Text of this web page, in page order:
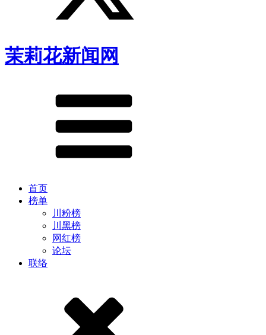
茉莉花新闻网
首页
榜单
川粉榜
川黑榜
网红榜
论坛
联络